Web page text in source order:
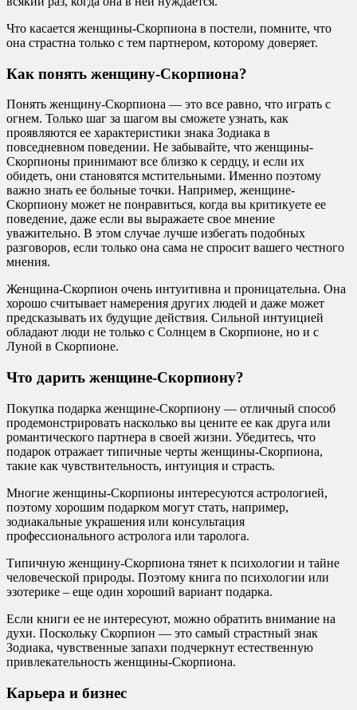
Что касается женщины-Скорпиона в постели, помните, что
она страстна только с тем партнером, которому доверяет.
Как понять женщину-Скорпиона?
Понять женщину-Скорпиона — это все равно, что играть с
огнем. Только шаг за шагом вы сможете узнать, как
проявляются ее характеристики знака Зодиака в
повседневном поведении. Не забывайте, что женщины-
Скорпионы принимают все близко к сердцу, и если их
обидеть, они становятся мстительными. Именно поэтому
важно знать ее больные точки. Например, женщине-
Скорпиону может не понравиться, когда вы критикуете ее
поведение, даже если вы выражаете свое мнение
уважительно. В этом случае лучше избегать подобных
разговоров, если только она сама не спросит вашего честного
мнения.
Женщина-Скорпион очень интуитивна и проницательна. Она
хорошо считывает намерения других людей и даже может
предсказывать их будущие действия. Сильной интуицией
обладают люди не только с Солнцем в Скорпионе, но и с
Луной в Скорпионе.
Что дарить женщине-Скорпиону?
Покупка подарка женщине-Скорпиону — отличный способ
продемонстрировать насколько вы цените ее как друга или
романтического партнера в своей жизни. Убедитесь, что
подарок отражает типичные черты женщины-Скорпиона,
такие как чувствительность, интуиция и страсть.
Многие женщины-Скорпионы интересуются астрологией,
поэтому хорошим подарком могут стать, например,
зодиакальные украшения или консультация
профессионального астролога или таролога.
Типичную женщину-Скорпиона тянет к психологии и тайне
человеческой природы. Поэтому книга по психологии или
эзотерике – еще один хороший вариант подарка.
Если книги ее не интересуют, можно обратить внимание на
духи. Поскольку Скорпион — это самый страстный знак
Зодиака, чувственные запахи подчеркнут естественную
привлекательность женщины-Скорпиона.
Карьера и бизнес